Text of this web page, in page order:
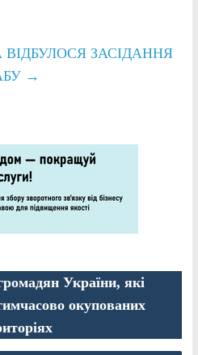
ВІДБУЛОСЯ ЗАСІДАННЯ
→
України, які
окупованих